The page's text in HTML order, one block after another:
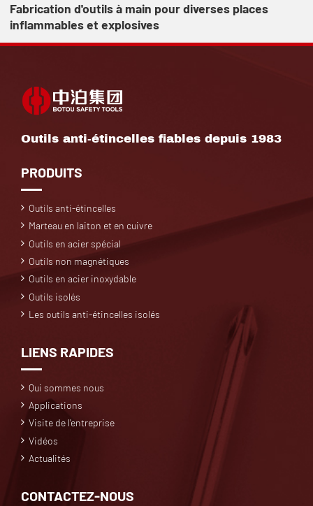
Fabrication d'outils à main pour diverses places
inflammables et explosives
Outils anti-étincelles fiables depuis 1983
PRODUITS
Outils anti-étincelles
Marteau en laiton et en cuivre
Outils en acier spécial
Outils non magnétiques
Outils en acier inoxydable
Outils isolés
Les outils anti-étincelles isolés
LIENS RAPIDES
Qui sommes nous
Applications
Visite de l'entreprise
Vidéos
Actualités
CONTACTEZ-NOUS